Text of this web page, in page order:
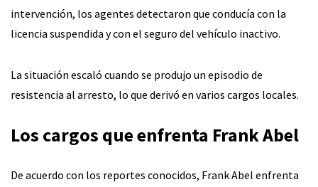
intervención, los agentes detectaron que conducía con la
licencia suspendida y con el seguro del vehículo inactivo.
La situación escaló cuando se produjo un episodio de
resistencia al arresto, lo que derivó en varios cargos locales.
Los cargos que enfrenta Frank Abel
De acuerdo con los reportes conocidos, Frank Abel enfrenta